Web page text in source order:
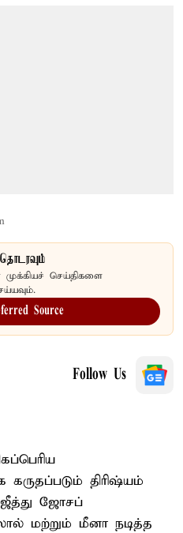
முக்கியச் செய்திகளை
Source
Follow Us
திரிஷ்யம்
ஜீத்து ஜோசப்
மற்றும் மீனா நடித்த